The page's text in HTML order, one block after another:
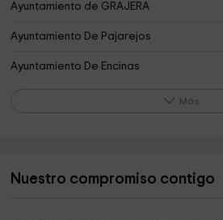
Ayuntamiento de GRAJERA
Ayuntamiento De Pajarejos
Ayuntamiento De Encinas
Ayuntamiento de Boceguillas
Más
Nuestro compromiso contigo